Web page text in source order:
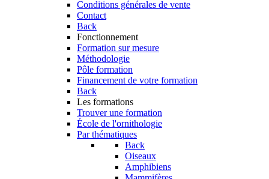
Conditions générales de vente
Contact
Back
Fonctionnement
Formation sur mesure
Méthodologie
Pôle formation
Financement de votre formation
Back
Les formations
Trouver une formation
École de l'ornithologie
Par thématiques
Back
Oiseaux
Amphibiens